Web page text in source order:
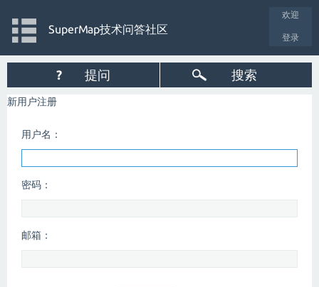
欢迎
登录
SuperMap技术问答社区
? 提问 搜索
新用户注册
用户名：
密码：
邮箱：